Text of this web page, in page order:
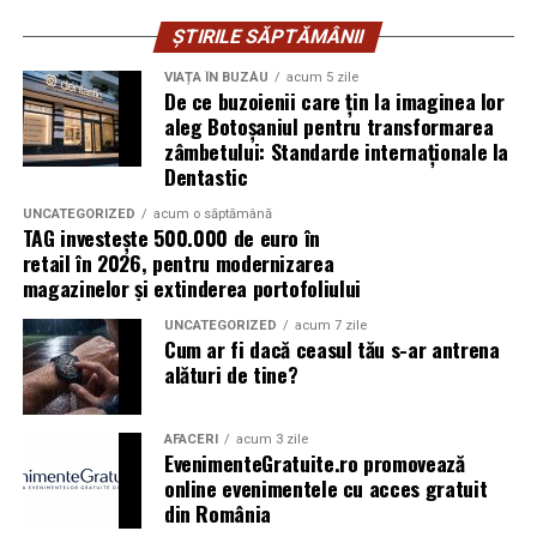
singură zi. Transformarea se face eficient, extrem de
Excelența poartă un nume: Dr.
Răzvan Pelin și Dr. Larisa
ȘTIRILE SĂPTĂMÂNII
VIAȚA ÎN BUZĂU acum 5 zile
De ce buzoienii care țin la imaginea lor
aleg Botoșaniul pentru transformarea
zâmbetului: Standarde internaționale la
Dentastic
UNCATEGORIZED acum o săptămână
TAG investește 500.000 de euro în
retail în 2026, pentru modernizarea
magazinelor și extinderea portofoliului
UNCATEGORIZED acum 7 zile
Cum ar fi dacă ceasul tău s-ar antrena
alături de tine?
AFACERI acum 3 zile
EvenimenteGratuite.ro promovează
online evenimentele cu acces gratuit
din România